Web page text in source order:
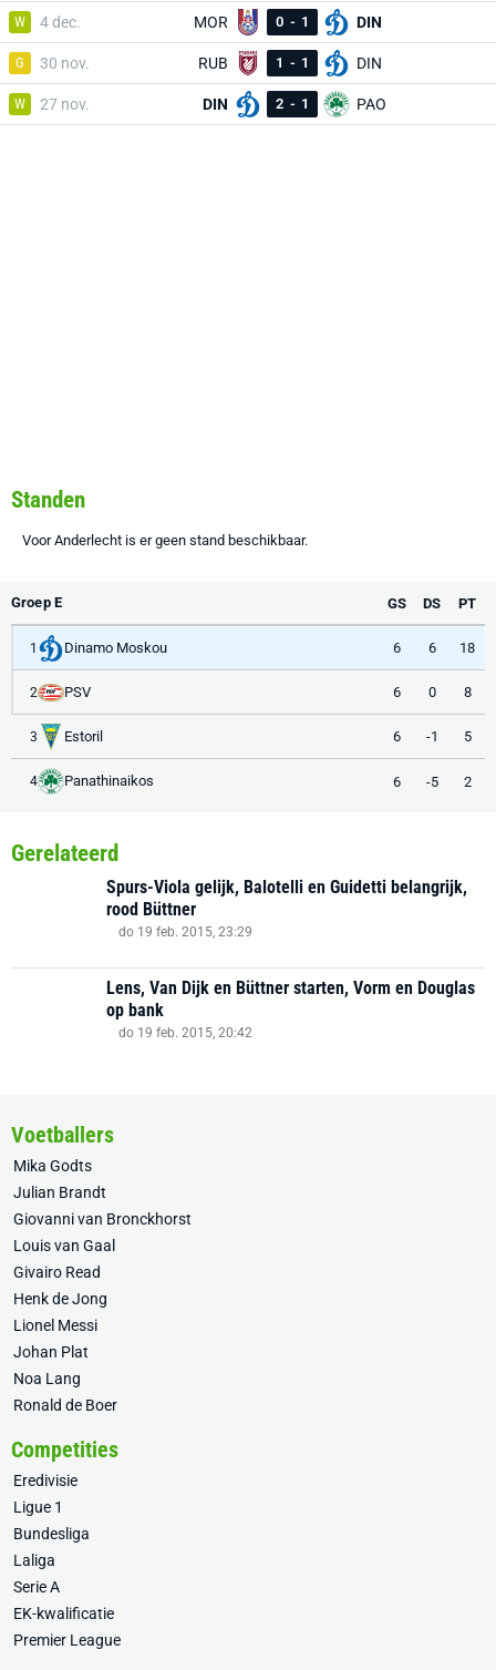
W 4 dec. MOR 0 - 1 DIN
G 30 nov. RUB 1 - 1 DIN
W 27 nov. DIN 2 - 1 PAO
Standen
Voor Anderlecht is er geen stand beschikbaar.
Groep E GS DS PT
1 Dinamo Moskou 6 6 18
2 PSV 6 0 8
3 Estoril 6 -1 5
4 Panathinaikos 6 -5 2
Gerelateerd
Spurs-Viola gelijk, Balotelli en Guidetti belangrijk,
rood Büttner
do 19 feb. 2015, 23:29
Lens, Van Dijk en Büttner starten, Vorm en Douglas
op bank
do 19 feb. 2015, 20:42
Voetballers
Mika Godts
Julian Brandt
Giovanni van Bronckhorst
Louis van Gaal
Givairo Read
Henk de Jong
Lionel Messi
Johan Plat
Noa Lang
Ronald de Boer
Competities
Eredivisie
Ligue 1
Bundesliga
Laliga
Serie A
EK-kwalificatie
Premier League